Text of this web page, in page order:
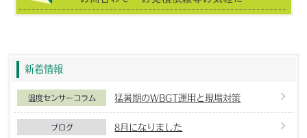
新着情報
温度センサーコラム 猛暑期のWBGT運用と現場対策
ブログ 8月になりました